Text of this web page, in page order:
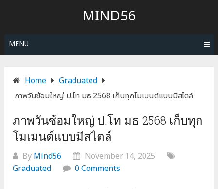
MIND56
MENU
Home
Graduated
ภาพวันซ้อมใหญ่ ป.โท มธ 2568 เก็บทุกโมเมนต์แบบมีสไตล์
ภาพวันซ้อมใหญ่ ป.โท มธ 2568 เก็บทุก
โมเมนต์แบบมีสไตล์
By Mind56
November 14, 2025
Graduated
0 Comments